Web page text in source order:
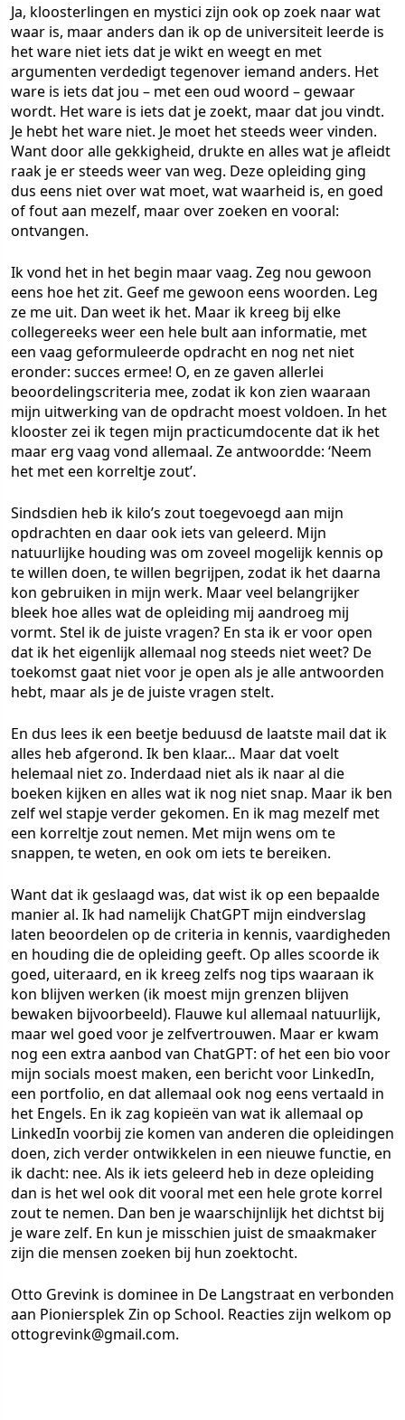
Ja, kloosterlingen en mystici zijn ook op zoek naar wat
waar is, maar anders dan ik op de universiteit leerde is
het ware niet iets dat je wikt en weegt en met
argumenten verdedigt tegenover iemand anders. Het
ware is iets dat jou – met een oud woord – gewaar
wordt. Het ware is iets dat je zoekt, maar dat jou vindt.
Je hebt het ware niet. Je moet het steeds weer vinden.
Want door alle gekkigheid, drukte en alles wat je afleidt
raak je er steeds weer van weg. Deze opleiding ging
dus eens niet over wat moet, wat waarheid is, en goed
of fout aan mezelf, maar over zoeken en vooral:
ontvangen.
Ik vond het in het begin maar vaag. Zeg nou gewoon
eens hoe het zit. Geef me gewoon eens woorden. Leg
ze me uit. Dan weet ik het. Maar ik kreeg bij elke
collegereeks weer een hele bult aan informatie, met
een vaag geformuleerde opdracht en nog net niet
eronder: succes ermee! O, en ze gaven allerlei
beoordelingscriteria mee, zodat ik kon zien waaraan
mijn uitwerking van de opdracht moest voldoen. In het
klooster zei ik tegen mijn practicumdocente dat ik het
maar erg vaag vond allemaal. Ze antwoordde: ‘Neem
het met een korreltje zout’.
Sindsdien heb ik kilo’s zout toegevoegd aan mijn
opdrachten en daar ook iets van geleerd. Mijn
natuurlijke houding was om zoveel mogelijk kennis op
te willen doen, te willen begrijpen, zodat ik het daarna
kon gebruiken in mijn werk. Maar veel belangrijker
bleek hoe alles wat de opleiding mij aandroeg mij
vormt. Stel ik de juiste vragen? En sta ik er voor open
dat ik het eigenlijk allemaal nog steeds niet weet? De
toekomst gaat niet voor je open als je alle antwoorden
hebt, maar als je de juiste vragen stelt.
En dus lees ik een beetje beduusd de laatste mail dat ik
alles heb afgerond. Ik ben klaar… Maar dat voelt
helemaal niet zo. Inderdaad niet als ik naar al die
boeken kijken en alles wat ik nog niet snap. Maar ik ben
zelf wel stapje verder gekomen. En ik mag mezelf met
een korreltje zout nemen. Met mijn wens om te
snappen, te weten, en ook om iets te bereiken.
Want dat ik geslaagd was, dat wist ik op een bepaalde
manier al. Ik had namelijk ChatGPT mijn eindverslag
laten beoordelen op de criteria in kennis, vaardigheden
en houding die de opleiding geeft. Op alles scoorde ik
goed, uiteraard, en ik kreeg zelfs nog tips waaraan ik
kon blijven werken (ik moest mijn grenzen blijven
bewaken bijvoorbeeld). Flauwe kul allemaal natuurlijk,
maar wel goed voor je zelfvertrouwen. Maar er kwam
nog een extra aanbod van ChatGPT: of het een bio voor
mijn socials moest maken, een bericht voor LinkedIn,
een portfolio, en dat allemaal ook nog eens vertaald in
het Engels. En ik zag kopieën van wat ik allemaal op
LinkedIn voorbij zie komen van anderen die opleidingen
doen, zich verder ontwikkelen in een nieuwe functie, en
ik dacht: nee. Als ik iets geleerd heb in deze opleiding
dan is het wel ook dit vooral met een hele grote korrel
zout te nemen. Dan ben je waarschijnlijk het dichtst bij
je ware zelf. En kun je misschien juist de smaakmaker
zijn die mensen zoeken bij hun zoektocht.
Otto Grevink is dominee in De Langstraat en verbonden
aan Pioniersplek Zin op School. Reacties zijn welkom op
ottogrevink@gmail.com.